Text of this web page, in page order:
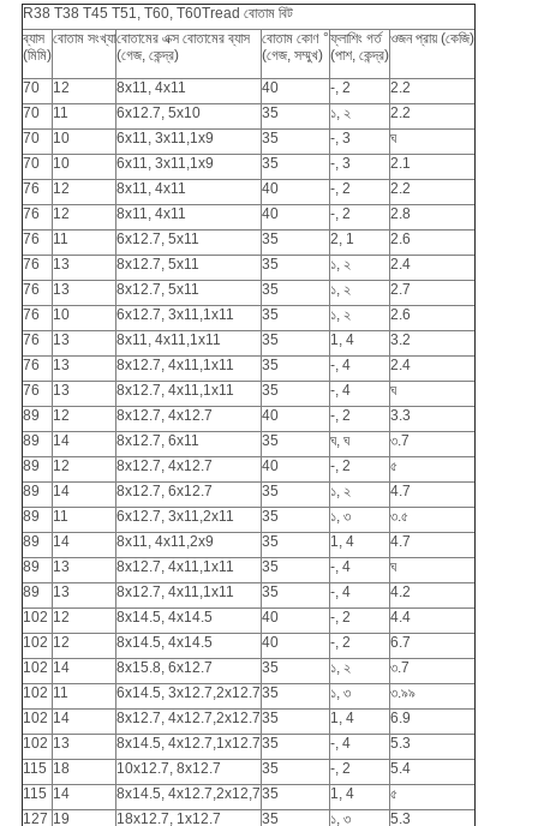
R38 T38 T45 T51, T60, T60Tread বোতাম বিট
ব্যাস
(মিমি)
বোতাম সংখ্যাবোতামের এক্স বোতামের ব্যাস
(গেজ, কেন্দ্র)
বোতাম কোণ °
(গেজ, সম্মুখ)
ফ্লাশিং গর্ত
(পাশ, কেন্দ্র)
ওজন প্রায় (কেজি)
70 12 8x11, 4x11 40 -, 2
2.2
70
11 6x12.7, 5x10 35 ১, ২
2.2
70
10 6x11, 3x11,1x9 35 -, 3
ঘ
70
10 6x11, 3x11,1x9 35 -, 3
2.1
76
12 8x11, 4x11 40 -, 2
2.2
76
12 8x11, 4x11 40 -, 2
2.8
76
11 6x12.7, 5x11 35 2, 1
2.6
76
13 8x12.7, 5x11 35 ১, ২
2.4
76
13 8x12.7, 5x11 35 ১, ২
2.7
76
10 6x12.7, 3x11,1x11 35 ১, ২
2.6
76
13 8x11, 4x11,1x11 35 1, 4
3.2
76
13 8x12.7, 4x11,1x11 35 -, 4
2.4
76
13 8x12.7, 4x11,1x11 35 -, 4
ঘ
89
12 8x12.7, 4x12.7 40 -, 2
3.3
89
14 8x12.7, 6x11 35 ঘ, ঘ
৩.7
89
12 8x12.7, 4x12.7 40 -, 2
৫
89
14 8x12.7, 6x12.7 35 ১, ২
4.7
89
11 6x12.7, 3x11,2x11 35 ১, ৩
৩.৫
89
14 8x11, 4x11,2x9 35 1, 4
4.7
89
13 8x12.7, 4x11,1x11 35 -, 4
ঘ
89
13 8x12.7, 4x11,1x11 35 -, 4
4.2
102 12 8x14.5, 4x14.5 40 -, 2
4.4
102 12 8x14.5, 4x14.5 40 -, 2
6.7
102 14 8x15.8, 6x12.7 35 ১, ২
৩.7
102 11 6x14.5, 3x12.7,2x12.735 ১, ৩
৩.৯৯
102 14 8x12.7, 4x12.7,2x12.735 1, 4
6.9
102 13 8x14.5, 4x12.7,1x12.735 -, 4
5.3
115 18 10x12.7, 8x12.7 35 -, 2
5.4
115 14 8x14.5, 4x12.7,2x12,735 1, 4
৫
127 19 18x12.7, 1x12.7 35 ১, ৩ 5.3